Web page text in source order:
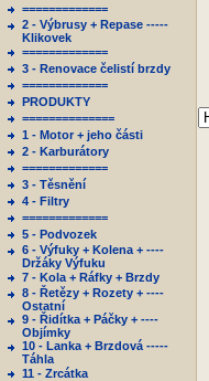
=============
2 - Výbrusy + Repase -----
Klikovek
=============
3 - Renovace čelistí brzdy
=============
PRODUKTY
==============
1 - Motor + jeho části
2 - Karburátory
=============
3 - Těsnění
4 - Filtry
=============
5 - Podvozek
6 - Výfuky + Kolena + ----
Držáky Výfuku
7 - Kola + Ráfky + Brzdy
8 - Řetězy + Rozety + ----
Ostatní
9 - Řidítka + Páčky + ----
Objímky
10 - Lanka + Brzdová -----
Táhla
11 - Zrcátka